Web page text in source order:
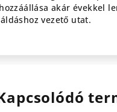
akár évekkel
vezető utat.